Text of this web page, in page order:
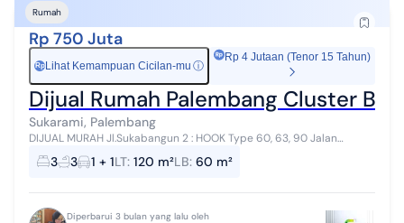
Rumah
Rp 750 Juta
Rp Lihat Kemampuan Cicilan-mu ⓘ
Rp 4 Jutaan (Tenor 15 Tahun)
Dijual Rumah Palembang Cluster
Sukarami, Palembang
DIJUAL MURAH Jl.Sukabangun 2 : HOOK Type 60, 63, 90 Jalan
komplek lebar 6 Meter 3 KT dan 3 KM Ruang Tamu,Ruang Keluarga
dan Dapur Carport Harga :...
3 3 1 + 1LT: 120 m²LB: 60 m²
Diperbarui 3 bulan yang lalu oleh